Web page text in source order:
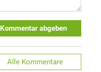
Kommentar abgeben
Alle Kommentare